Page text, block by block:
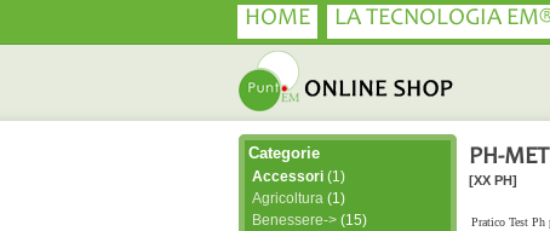
HOME LA TECNOLOGIA
PH-
[XX PH]
Pratico Test
Categorie
Accessori (1)
Agricoltura (1)
Benessere-> (15)